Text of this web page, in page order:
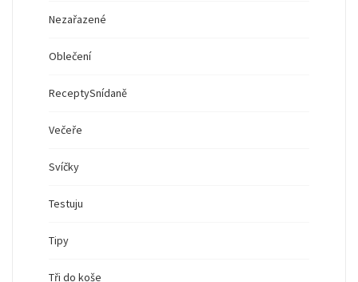
Nezařazené
Oblečení
ReceptySnídaně
Večeře
Svíčky
Testuju
Tipy
Tři do koše